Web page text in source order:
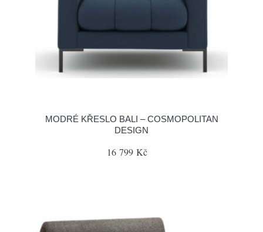
MODRÉ KŘESLO BALI – COSMOPOLITAN
DESIGN
16 799 Kč